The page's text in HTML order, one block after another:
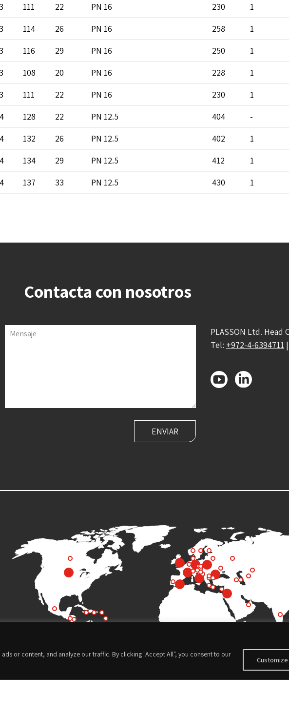
or content, and analyze our traffic. By clicking "Accept All", you consent to our
Customize
111 22 PN 16 230 1
114 26 PN 16 258 1
116 29 PN 16 250 1
108 20 PN 16 228 1
111 22 PN 16 230 1
128 22 PN 12.5 404 -
132 26 PN 12.5 402 1
134 29 PN 12.5 412 1
137 33 PN 12.5 430 1
Contacta con nosotros
Mensaje
PLASSON Ltd. Head
Tel: +972-4-6394711 |